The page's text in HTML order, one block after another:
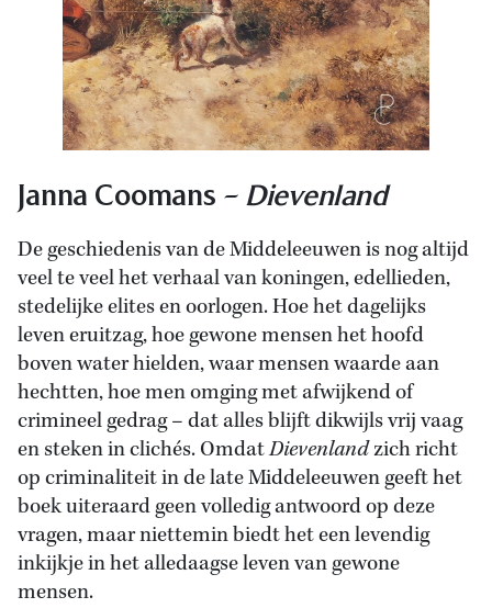
Janna Coomans – Dievenland
De geschiedenis van de Middeleeuwen is nog altijd
veel te veel het verhaal van koningen, edellieden,
stedelijke elites en oorlogen. Hoe het dagelijks
leven eruitzag, hoe gewone mensen het hoofd
boven water hielden, waar mensen waarde aan
hechtten, hoe men omging met afwijkend of
crimineel gedrag – dat alles blijft dikwijls vrij vaag
en steken in clichés. OmdatDievenlandzich richt
op criminaliteit in de late Middeleeuwen geeft het
boek uiteraard geen volledig antwoord op deze
vragen, maar niettemin biedt het een levendig
inkijkje in het alledaagse leven van gewone
mensen.